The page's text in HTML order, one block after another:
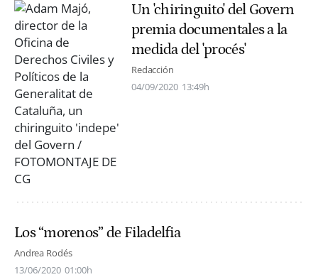
Un 'chiringuito' del Govern
premia documentales a la
medida del 'procés'
Redacción
04/09/2020 13:49h
Los “morenos” de Filadelfia
Andrea Rodés
13/06/2020 01:00h